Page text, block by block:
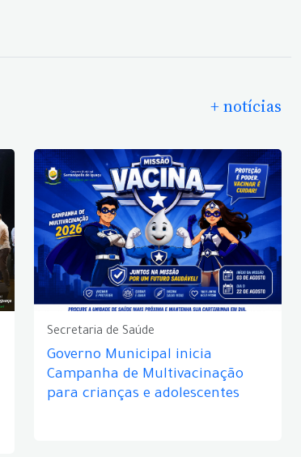
+ notícias
Secretaria de Saúde
Governo Municipal inicia
Campanha de Multivacinação
para crianças e adolescentes